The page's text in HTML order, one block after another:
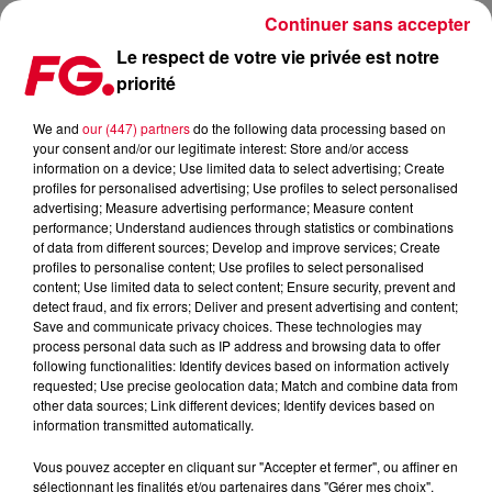
DE LA PURE DRUM & BASS POUR LE RETOUR DE
Publié : 17 novembre 2022 à 8h24 par Antony HARARI
Le respect de votre vie privée est notre
priorité
We and our (447) partnersdo the following data processing based on
your consent and/or our legitimate interest: Store and/or access
information on a device; Use limited data to select advertising; Create
profiles for personalised advertising; Use profiles to select personalised
advertising; Measure advertising performance; Measure content
performance; Understand audiences through statistics or combinations
of data from different sources; Develop and improve services; Create
profiles to personalise content; Use profiles to select personalised
content; Use limited data to select content; Ensure security, prevent and
detect fraud, and fix errors; Deliver and present advertising and content;
Save and communicate privacy choices. These technologies may
process personal data such as IP address and browsing data to offer
following functionalities: Identify devices based on information actively
requested; Use precise geolocation data; Match and combine data from
other data sources; Link different devices; Identify devices based on
information transmitted automatically.
Vous pouvez accepter en cliquant sur "Accepter et fermer", ou affiner en
sélectionnant les finalités et/ou partenaires dans "Gérer mes choix".
Continuer sans accepter